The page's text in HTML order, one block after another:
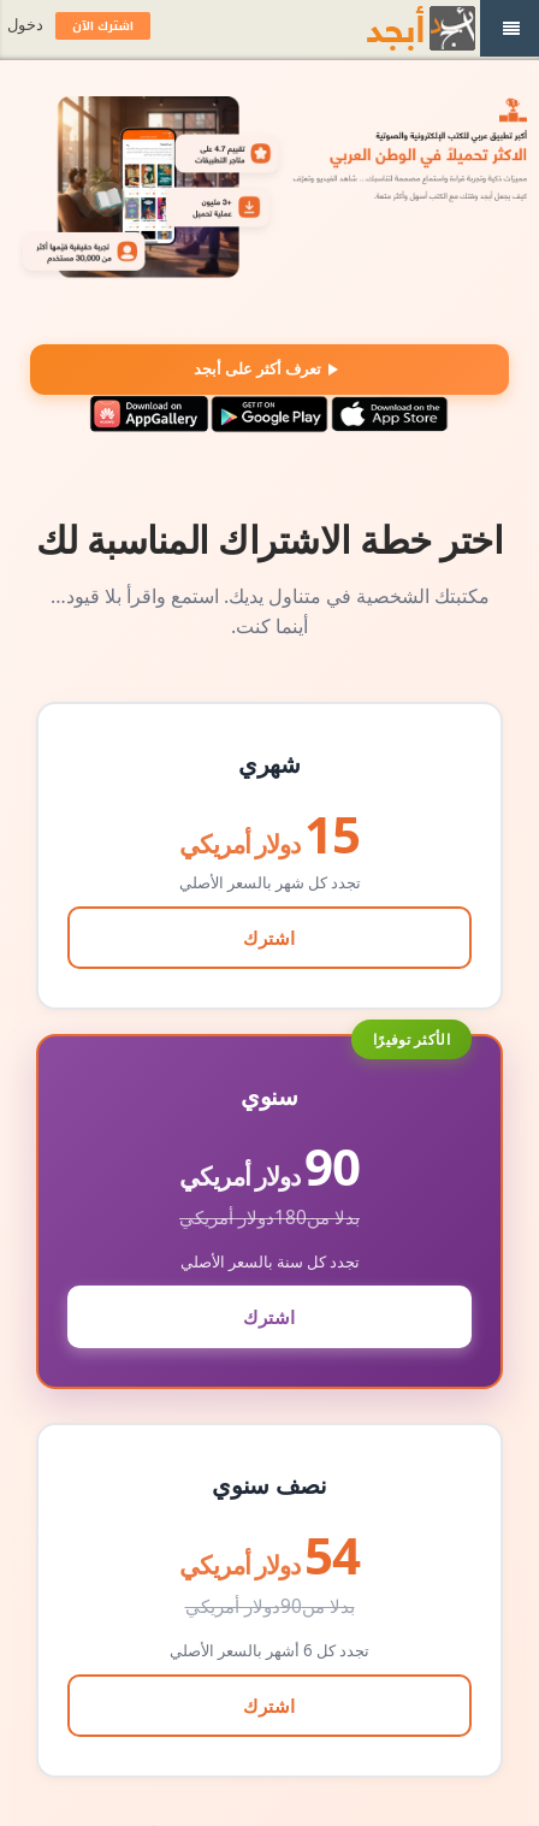
تعرف أكثر على أبجد
اختر خطة الاشتراك المناسبة لك
مكتبتك الشخصية في متناول يديك. استمع واقرأ بلا قيود…
أينما كنت.
شهري
15 دولار أمريكي
تجدد كل شهر بالسعر الأصلي
اشترك
الأكثر توفيرًا
سنوي
90دولار أمريكي
بدلا من180دولار أمريكي
تجدد كل سنة بالسعر الأصلي
اشترك
نصف سنوي
54 دولار أمريكي
بدلا من90دولار أمريكي
تجدد كل 6 أشهر بالسعر الأصلي
اشترك
اشترك الآن دخول